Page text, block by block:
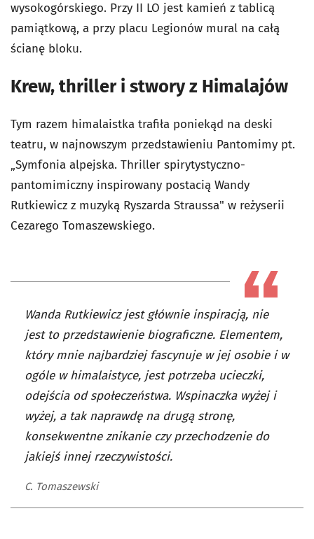
wysokogórskiego. Przy II LO jest kamień z tablicą
pamiątkową, a przy placu Legionów mural na całą
ścianę bloku.
Krew, thriller i stwory z Himalajów
Tym razem himalaistka trafiła poniekąd na deski
teatru, w najnowszym przedstawieniu Pantomimy pt.
„Symfonia alpejska. Thriller spirytystyczno-
pantomimiczny inspirowany postacią Wandy
Rutkiewicz z muzyką Ryszarda Straussa" w reżyserii
Cezarego Tomaszewskiego.
Wanda Rutkiewicz jest głównie inspiracją, nie
jest to przedstawienie biograficzne. Elementem,
który mnie najbardziej fascynuje w jej osobie i w
ogóle w himalaistyce, jest potrzeba ucieczki,
odejścia od społeczeństwa. Wspinaczka wyżej i
wyżej, a tak naprawdę na drugą stronę,
konsekwentne znikanie czy przechodzenie do
jakiejś innej rzeczywistości.
C. Tomaszewski